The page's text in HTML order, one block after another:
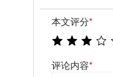
本文评分*
评论内容*